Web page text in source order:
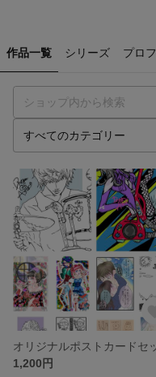
作品一覧 シリーズ プロ
1,200円